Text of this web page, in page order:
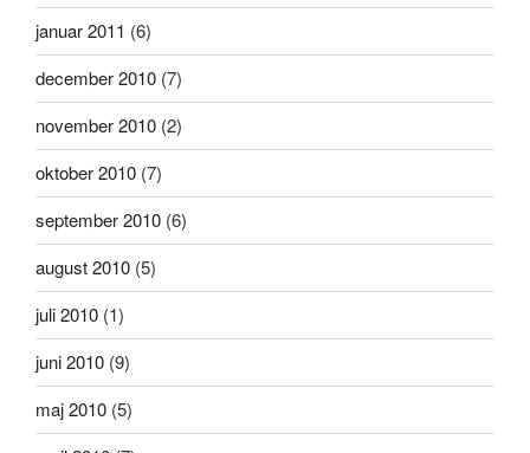
januar 2011 (6)
december 2010 (7)
november 2010 (2)
oktober 2010 (7)
september 2010 (6)
august 2010 (5)
juli 2010 (1)
juni 2010 (9)
maj 2010 (5)